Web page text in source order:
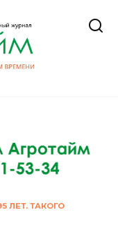
ЛЕТ. ТАКОГО